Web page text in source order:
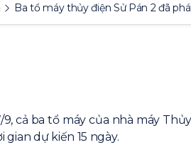
Ba tổ máy thủy điện Sử Pán 2 đã
9, cả ba tổ máy của nhà máy
dự kiến 15 ngày.